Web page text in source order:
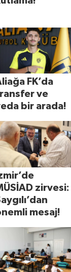
FK’da
ve
bir arada!
zirvesi:
mesaj!